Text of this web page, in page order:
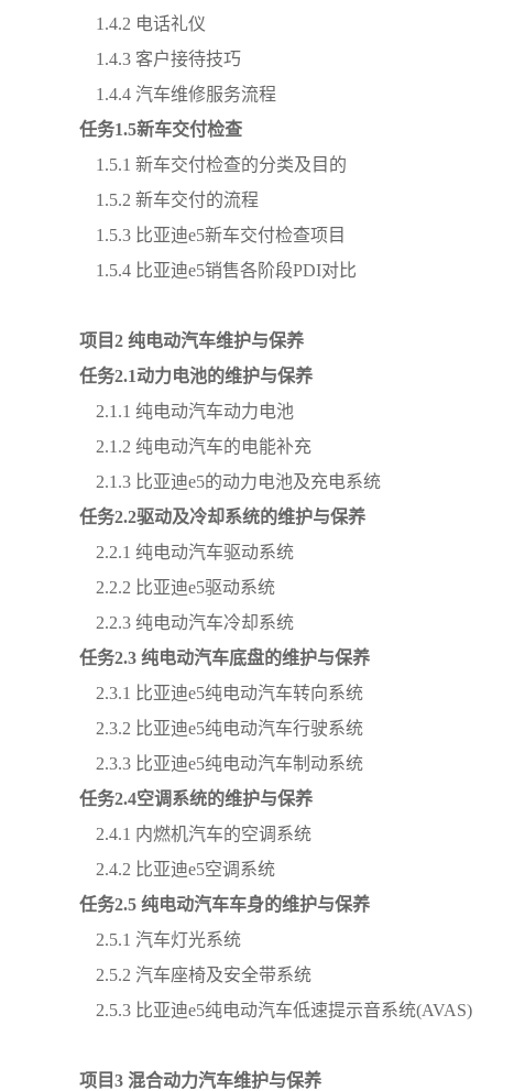
1.4.2 电话礼仪
1.4.3 客户接待技巧
1.4.4 汽车维修服务流程
任务1.5新车交付检查
1.5.1 新车交付检查的分类及目的
1.5.2 新车交付的流程
1.5.3 比亚迪e5新车交付检查项目
1.5.4 比亚迪e5销售各阶段PDI对比
项目 2 纯电动汽车维护与保养
任务2.1动力电池的维护与保养
2.1.1 纯电动汽车动力电池
2.1.2 纯电动汽车的电能补充
2.1.3 比亚迪e5的动力电池及充电系统
任务2.2驱动及冷却系统的维护与保养
2.2.1 纯电动汽车驱动系统
2.2.2 比亚迪e5驱动系统
2.2.3 纯电动汽车冷却系统
任务2.3 纯电动汽车底盘的维护与保养
2.3.1 比亚迪e5纯电动汽车转向系统
2.3.2 比亚迪e5纯电动汽车行驶系统
2.3.3 比亚迪e5纯电动汽车制动系统
任务2.4空调系统的维护与保养
2.4.1 内燃机汽车的空调系统
2.4.2 比亚迪e5空调系统
任务2.5 纯电动汽车车身的维护与保养
2.5.1 汽车灯光系统
2.5.2 汽车座椅及安全带系统
2.5.3 比亚迪e5纯电动汽车低速提示音系统(AVAS)
项目 3 混合动力汽车维护与保养